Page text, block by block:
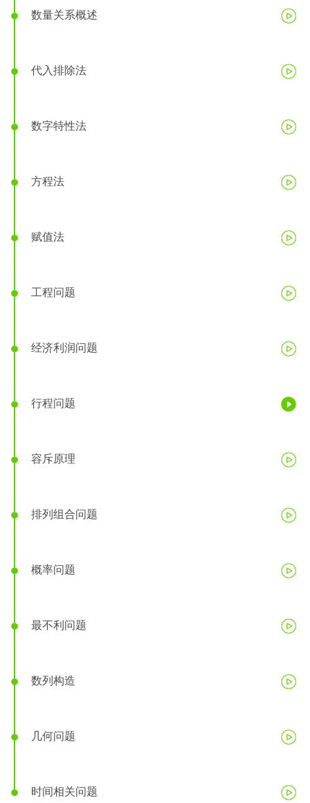
数量关系概述
代入排除法
数字特性法
方程法
赋值法
工程问题
经济利润问题
行程问题
容斥原理
排列组合问题
概率问题
最不利问题
数列构造
几何问题
时间相关问题